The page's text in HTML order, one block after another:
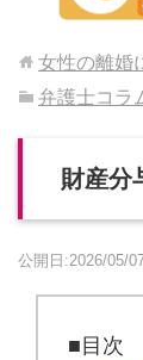
女性の離婚
弁護士コラ
財産分
公開日:2026/05/
■目次